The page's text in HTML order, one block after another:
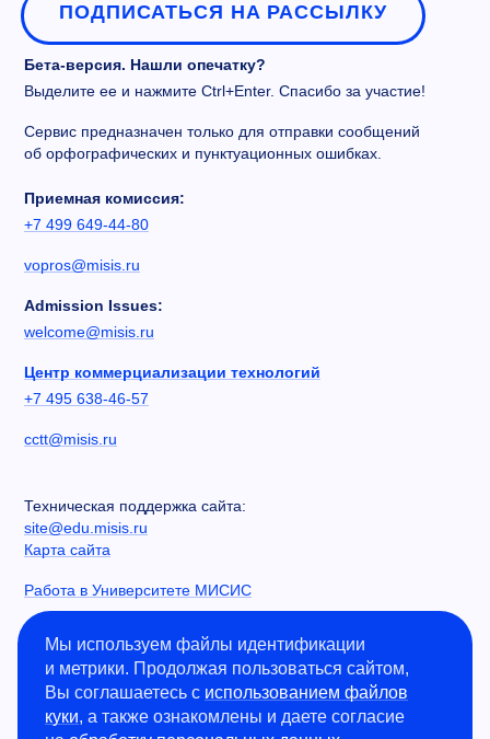
ПОДПИСАТЬСЯ НА РАССЫЛКУ
Бета-версия. Нашли опечатку?
Выделите ее и нажмите Ctrl+Enter. Спасибо за участие!
Сервис предназначен только для отправки сообщений
об орфографических и пунктуационных ошибках.
Приемная комиссия:
+7 499 649-44-80
vopros@misis.ru
Admission Issues:
welcome@misis.ru
Центр коммерциализации технологий
+7 495 638-46-57
cctt@misis.ru
Техническая поддержка сайта:
site@edu.misis.ru
Карта сайта
Работа в Университете МИСИС
Сведения об образовательной организации
Информация о закупках
Противодействие коррупции
Политика конфиденциальности
Мы используем файлы идентификации
и метрики. Продолжая пользоваться сайтом,
Вы соглашаетесь с использованием файлов
куки, а также ознакомлены и даете согласие